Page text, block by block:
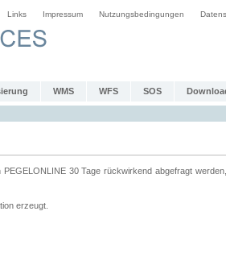
Links Impressum Nutzungsbedingungen
WMS WFS SOS
30 Tage rückwirkend abgefragt
erzeugt.